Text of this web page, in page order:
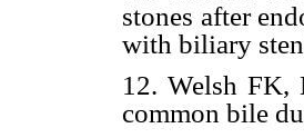
stones after
with biliary
12. Welsh FK,
common bile